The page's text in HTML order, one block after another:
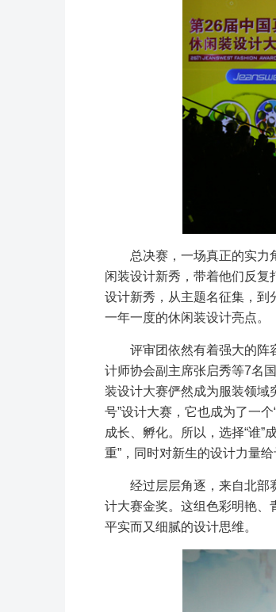
总决赛，一场真正的实
闲装设计新秀，带着他们反
设计新秀，从主题名征集，
一年一度的休闲装设计亮点。
评审团依然有着强大的阵
计师协会副主席张启秀等7名
装设计大赛俨然成为服装领域
号”设计大赛，它也成为了一
成长、孵化。所以，选择“谁”
重”，同时对新生的设计力量
经过层层角逐，来自北部
计大赛金奖。这组色彩明艳、
平实而又细腻的设计思维。